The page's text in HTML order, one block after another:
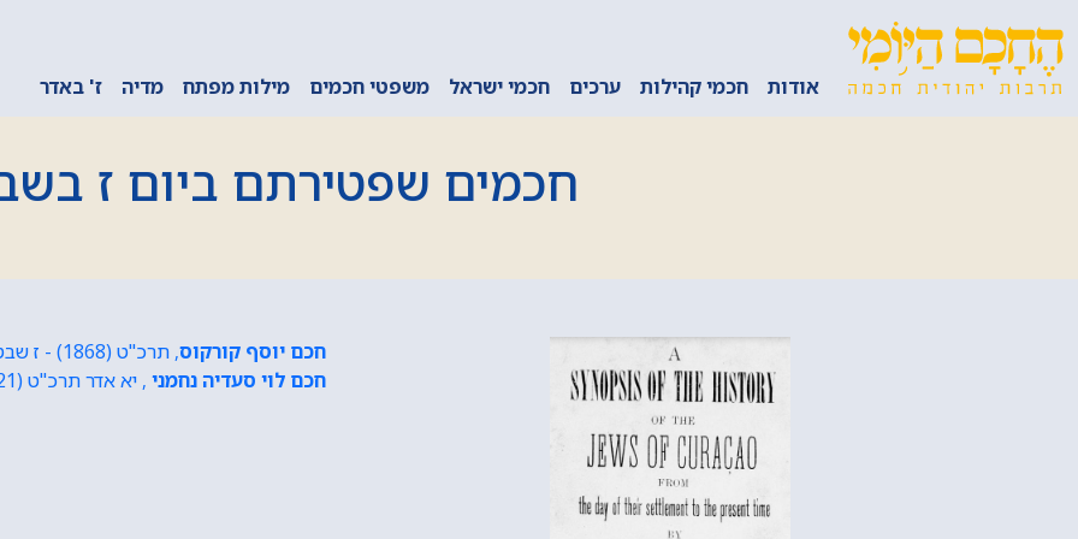
אודות חכמי קהילות ערכים חכמי ישראל משפטי חכמים מילות מפתח מדיה ז' באדר
חכמים שפטירתם ביום ז
חכם יוסף קורקוס, תרכ"ט (1868) - ז שבט תרפ"ו (1926)
חכם לוי סעדיה נחמני , יא אדר תרכ"ט (1921) - ז שבט תרפ"ו (1995)